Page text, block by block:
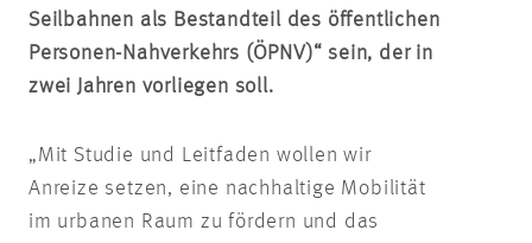
Seilbahnen als Bestandteil des öffentlichen
Personen-Nahverkehrs (ÖPNV)“ sein, der in
zwei Jahren vorliegen soll.
„Mit Studie und Leitfaden wollen wir
Anreize setzen, eine nachhaltige Mobilität
im urbanen Raum zu fördern und das